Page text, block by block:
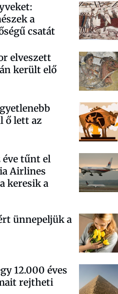
a
csatát
elveszett
került elő
ő lett az
éve tűnt el
Airlines
keresik a
ünnepeljük a
12.000 éves
rejtheti